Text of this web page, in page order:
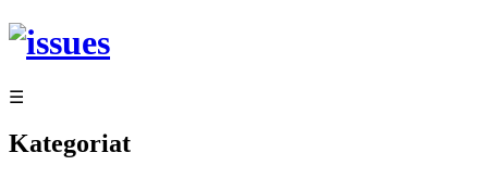
Siirry
sisältöön
☰
Kategoriat